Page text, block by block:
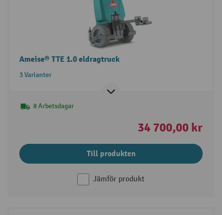
Ameise® TTE 1.0 eldragtruck
3 Varianter
8 Arbetsdagar
34 700,00 kr
Till produkten
Jämför produkt